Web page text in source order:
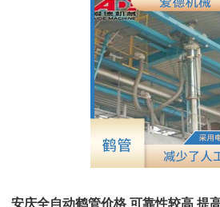
安庆全自动鹤管价格 可靠性较高 提